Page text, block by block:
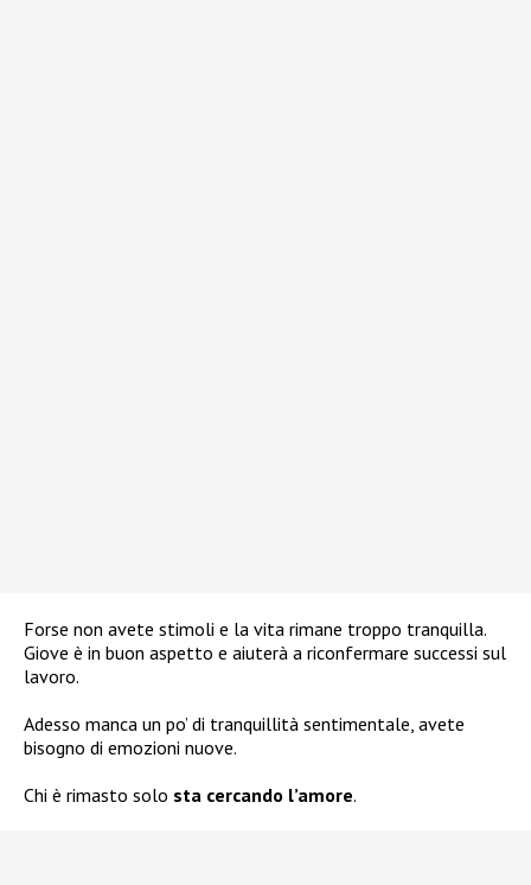
Forse non avete stimoli e la vita rimane troppo tranquilla.
Giove è in buon aspetto e aiuterà a riconfermare successi sul
lavoro.
Adesso manca un po’ di tranquillità sentimentale, avete
bisogno di emozioni nuove.
Chi è rimasto solo sta cercando l’amore.